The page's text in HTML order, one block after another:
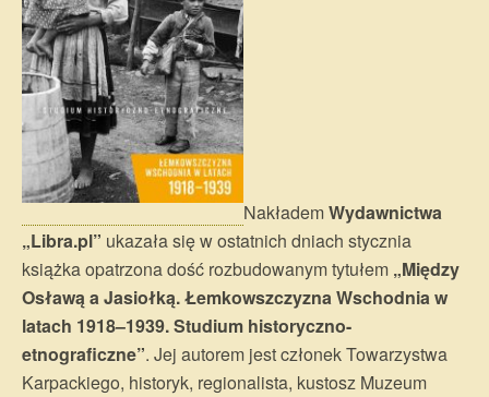
NakłademWydawnictwa
„Libra.pl” ukazała się w ostatnich dniach stycznia
książka opatrzona dość rozbudowanym tytułem „Między
Osławą a Jasiołką. Łemkowszczyzna Wschodnia w
latach 1918–1939. Studium historyczno-
etnograficzne”. Jej autorem jest członek Towarzystwa
Karpackiego, historyk, regionalista, kustosz Muzeum